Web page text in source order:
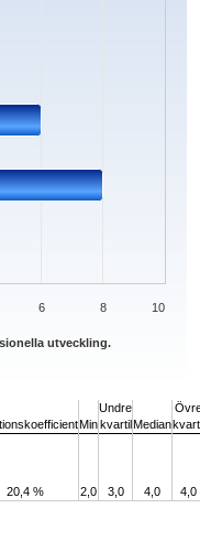
utveckling.
6 8 10
Min
Undre
kvartilMedian
20,4 % 2,0 3,0 4,0 4,0